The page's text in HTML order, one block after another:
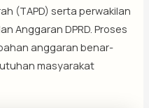
(TAPD) serta perwakilan
Anggaran DPRD. Proses
anggaran benar-
masyarakat